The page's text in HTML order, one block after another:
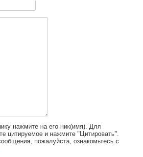
нажмите на его ник(имя). Для
цитируемое и нажмите "Цитировать".
пожалуйста, ознакомьтесь с